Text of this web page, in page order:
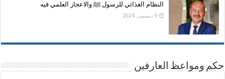
النظام الغذائي للرسول ﷺ والاعجاز العلمي فيه
9 ديسمبر، 2024
حكم ومواعظ العارفين